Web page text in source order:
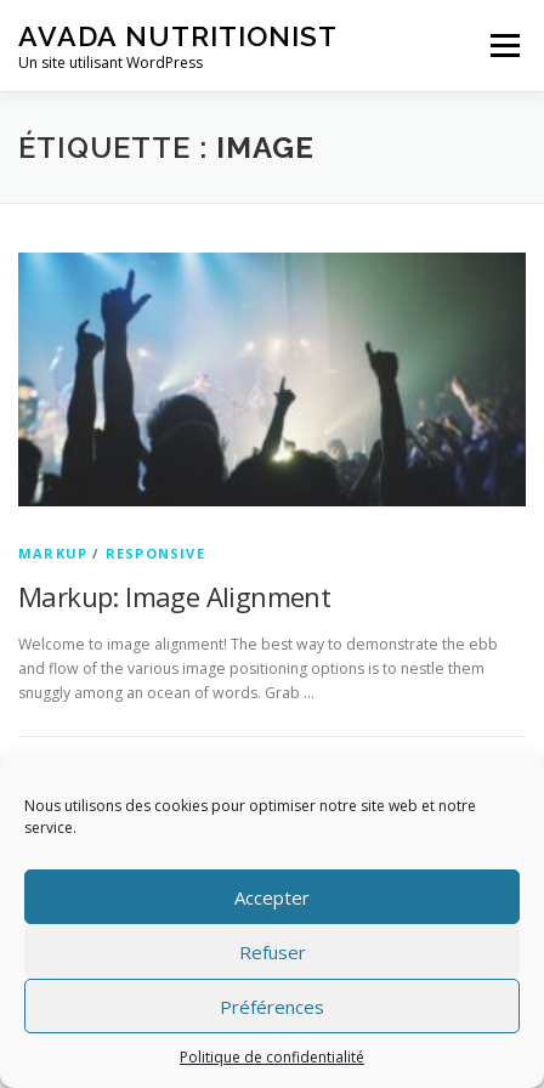
Nous utilisons des cookies pour optimiser notre site web et notre
service.
Accepter
Refuser
Préférences
Politique de confidentialité
contenu
AVADA NUTRITIONIST
Un site utilisant WordPress
Menu
ÉTIQUETTE : IMAGE
MARKUP / RESPONSIVE
Markup: Image Alignment
Welcome to image alignment! The best way to demonstrate the ebb
and flow of the various image positioning options is to nestle them
snuggly among an ocean of words. Grab …
FameThemes. Traduit par Wp Trads.